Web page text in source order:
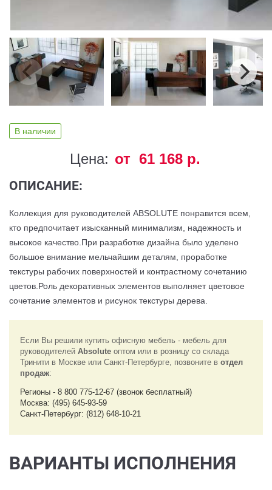
В наличии
Цена: от 61 168 р.
ОПИСАНИЕ:
Коллекция для руководителей ABSOLUTE понравится всем,
кто предпочитает изысканный минимализм, надежность и
высокое качество.При разработке дизайна было уделено
большое внимание мельчайшим деталям, проработке
текстуры рабочих поверхностей и контрастному сочетанию
цветов.Роль декоративных элементов выполняет цветовое
сочетание элементов и рисунок текстуры дерева.
Если Вы решили купить офисную мебель - мебель для
руководителей Absolute оптом или в розницу со склада
Тринити в Москве или Санкт-Петербурге, позвоните в отдел
продаж:
Регионы - 8 800 775-12-67 (звонок бесплатный)
Москва: (495) 645-93-59
Санкт-Петербург: (812) 648-10-21
ВАРИАНТЫ ИСПОЛНЕНИЯ